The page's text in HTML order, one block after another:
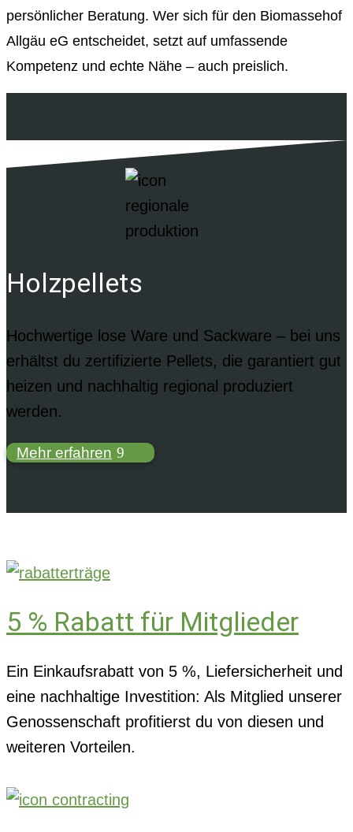
persönlicher Beratung. Wer sich für den Biomassehof
Allgäu eG entscheidet, setzt auf umfassende
Kompetenz und echte Nähe – auch preislich.
Holzpellets
Hochwertige lose Ware und Sackware – bei uns
erhältst du zertifizierte Pellets, die garantiert gut
heizen und nachhaltig regional produziert
werden.
Mehr erfahren
5 % Rabatt für Mitglieder
Ein Einkaufsrabatt von 5 %, Liefersicherheit und
eine nachhaltige Investition: Als Mitglied unserer
Genossenschaft profitierst du von diesen und
weiteren Vorteilen.